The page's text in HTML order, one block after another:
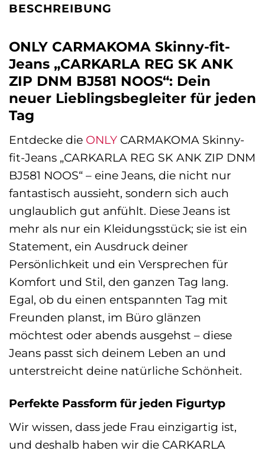
BESCHREIBUNG
ONLY CARMAKOMA Skinny-fit-
Jeans „CARKARLA REG SK ANK
ZIP DNM BJ581 NOOS“: Dein
neuer Lieblingsbegleiter für jeden
Tag
Entdecke die ONLY CARMAKOMA Skinny-
fit-Jeans „CARKARLA REG SK ANK ZIP DNM
BJ581 NOOS“ – eine Jeans, die nicht nur
fantastisch aussieht, sondern sich auch
unglaublich gut anfühlt. Diese Jeans ist
mehr als nur ein Kleidungsstück; sie ist ein
Statement, ein Ausdruck deiner
Persönlichkeit und ein Versprechen für
Komfort und Stil, den ganzen Tag lang.
Egal, ob du einen entspannten Tag mit
Freunden planst, im Büro glänzen
möchtest oder abends ausgehst – diese
Jeans passt sich deinem Leben an und
unterstreicht deine natürliche Schönheit.
Perfekte Passform für jeden Figurtyp
Wir wissen, dass jede Frau einzigartig ist,
und deshalb haben wir die CARKARLA